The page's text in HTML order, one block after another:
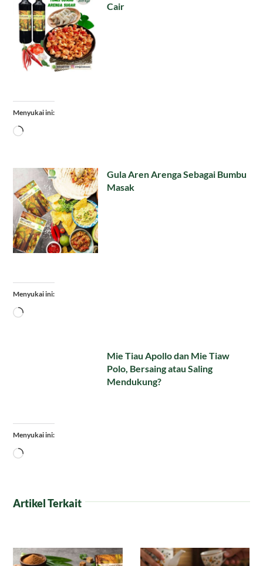
Cair
Menyukai ini:
Memuat...
Gula Aren Arenga Sebagai Bumbu
Masak
Menyukai ini:
Memuat...
Mie Tiau Apollo dan Mie Tiaw
Polo, Bersaing atau Saling
Mendukung?
Menyukai ini:
Memuat...
Artikel Terkait